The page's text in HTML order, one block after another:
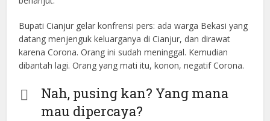
Bupati Cianjur gelar konfrensi pers: ada warga Bekasi yang
datang menjenguk keluarganya di Cianjur, dan dirawat
karena Corona. Orang ini sudah meninggal. Kemudian
dibantah lagi. Orang yang mati itu, konon, negatif Corona.
Nah, pusing kan? Yang mana
mau dipercaya?